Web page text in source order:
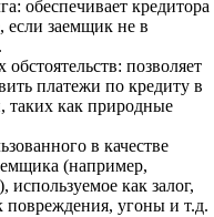
обеспечивает кредитора
если заемщик не в
позволяет
платежи по кредиту в
таких как природные
в качестве
(например,
как залог,
повреждения, угоны и т.д.